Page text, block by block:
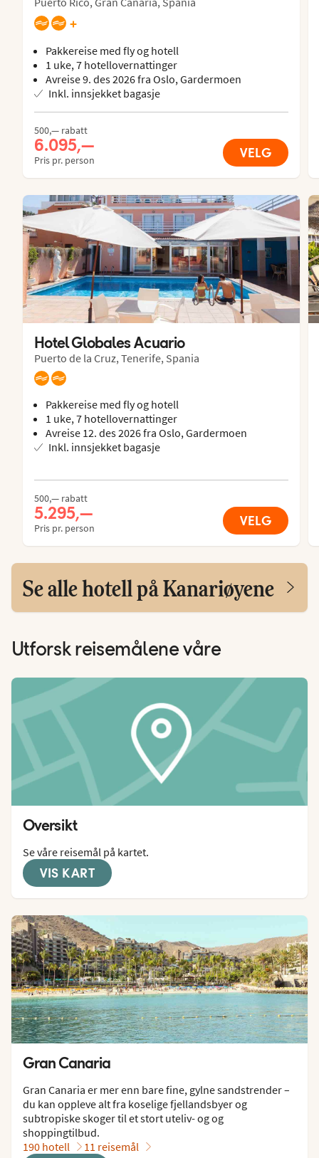
+
Pakkereise med fly og hotell
1 uke, 7 hotellovernattinger
Avreise 9. des 2026 fra Oslo, Gardermoen
Inkl. innsjekket bagasje
500,— rabatt
6.095,—
Pris pr. person VELG
Hotel Globales Acuario
Puerto de la Cruz, Tenerife, Spania
Pakkereise med fly og hotell
1 uke, 7 hotellovernattinger
Avreise 12. des 2026 fra Oslo, Gardermoen
Inkl. innsjekket bagasje
500,— rabatt
5.295,—
Pris pr. person VELG
Se alle hotell på Kanariøyene
Utforsk reisemålene våre
Oversikt
Se våre reisemål på kartet.
VIS KART
Gran Canaria
Gran Canaria er mer enn bare fine, gylne sandstrender –
du kan oppleve alt fra koselige fjellandsbyer og
subtropiske skoger til et stort uteliv- og og
shoppingtilbud.
190 hotell
11 reisemål